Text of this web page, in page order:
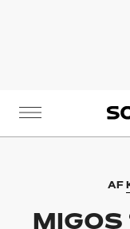
AF
MIGOS